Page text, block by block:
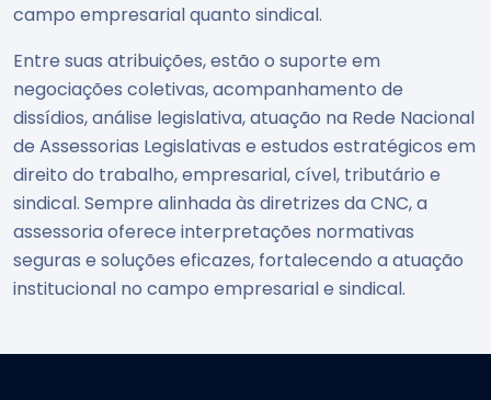
campo empresarial quanto sindical.
Entre suas atribuições, estão o suporte em
negociações coletivas, acompanhamento de
dissídios, análise legislativa, atuação na Rede Nacional
de Assessorias Legislativas e estudos estratégicos em
direito do trabalho, empresarial, cível, tributário e
sindical. Sempre alinhada às diretrizes da CNC, a
assessoria oferece interpretações normativas
seguras e soluções eficazes, fortalecendo a atuação
institucional no campo empresarial e sindical.